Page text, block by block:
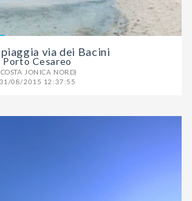
via dei Bacini
Porto Cesareo
JONICA NORD)
31/08/2015 12:37:55